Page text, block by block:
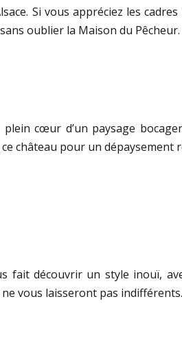
Si vous appréciez les
oublier la Maison du Pêcheur.
cœur d’un paysage
château pour un dépaysement
fait découvrir un style inouï,
vous laisseront pas indifférents.